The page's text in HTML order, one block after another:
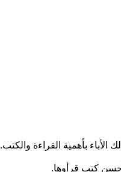
بأهمية القراءة والكتب.
كتب قرأوها.